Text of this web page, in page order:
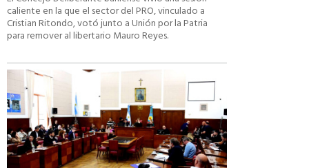
caliente en la que el sector del PRO, vinculado a
Cristian Ritondo, votó junto a Unión por la Patria
para remover al libertario Mauro Reyes.